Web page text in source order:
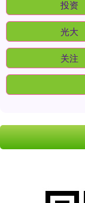
投资
光大
关注